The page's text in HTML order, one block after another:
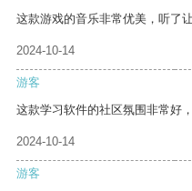
这款游戏的音乐非常优美，听了
2024-10-14
游客
这款学习软件的社区氛围非常好
2024-10-14
游客